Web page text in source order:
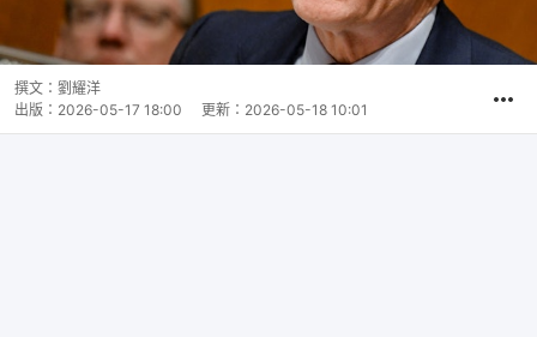
撰文： 劉耀洋
出版： 2026-05-17 18:00 更新： 2026-05-18 10:01